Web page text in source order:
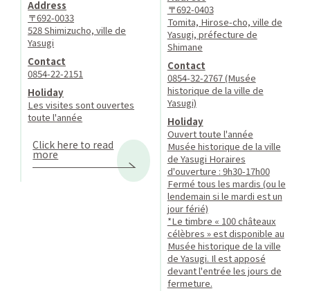
Address
〒692-0033
528 Shimizucho, ville de
Yasugi
Contact
0854-22-2151
Holiday
Les visites sont ouvertes
toute l'année
Click here to read
more
〒692-0403
Tomita, Hirose-cho, ville de
Yasugi, préfecture de
Shimane
Contact
0854-32-2767 (Musée
historique de la ville de
Yasugi)
Holiday
Ouvert toute l'année
Musée historique de la ville
de Yasugi Horaires
d'ouverture : 9h30-17h00
Fermé tous les mardis (ou le
lendemain si le mardi est un
jour férié)
*Le timbre « 100 châteaux
célèbres » est disponible au
Musée historique de la ville
de Yasugi. Il est apposé
devant l'entrée les jours de
fermeture.